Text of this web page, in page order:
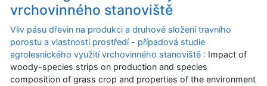
vrchovinného stanoviště
Vliv pásu dřevin na produkci a druhové složení travního
porostu a vlastnosti prostředí - případová studie
agrolesnického využití vrchovinného stanoviště : Impact of
woody-species strips on production and species
composition of grass crop and properties of the environment